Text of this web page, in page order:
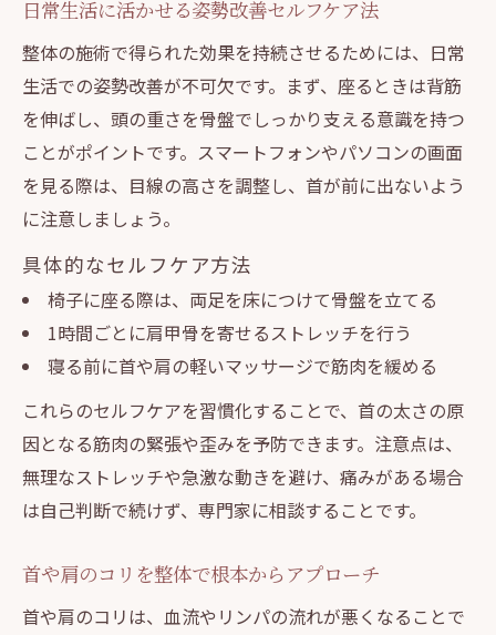
日常生活に活かせる姿勢改善セルフケア法
整体の施術で得られた効果を持続させるためには、日常
生活での姿勢改善が不可欠です。まず、座るときは背筋
を伸ばし、頭の重さを骨盤でしっかり支える意識を持つ
ことがポイントです。スマートフォンやパソコンの画面
を見る際は、目線の高さを調整し、首が前に出ないよう
に注意しましょう。
具体的なセルフケア方法
椅子に座る際は、両足を床につけて骨盤を立てる
1時間ごとに肩甲骨を寄せるストレッチを行う
寝る前に首や肩の軽いマッサージで筋肉を緩める
これらのセルフケアを習慣化することで、首の太さの原
因となる筋肉の緊張や歪みを予防できます。注意点は、
無理なストレッチや急激な動きを避け、痛みがある場合
は自己判断で続けず、専門家に相談することです。
首や肩のコリを整体で根本からアプローチ
首や肩のコリは、血流やリンパの流れが悪くなることで